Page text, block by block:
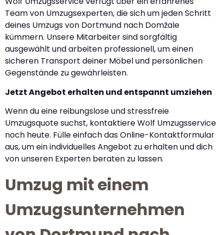
Team von Umzugsexperten, die sich um jeden Schritt
deines Umzugs von Dortmund nach Domžale
kümmern. Unsere Mitarbeiter sind sorgfältig
ausgewählt und arbeiten professionell, um einen
sicheren Transport deiner Möbel und persönlichen
Gegenstände zu gewährleisten.
Jetzt Angebot erhalten und entspannt umziehen
Wenn du eine reibungslose und stressfreie
Umzugsquote suchst, kontaktiere Wolf Umzugsservice
noch heute. Fülle einfach das Online-Kontaktformular
aus, um ein individuelles Angebot zu erhalten und dich
von unseren Experten beraten zu lassen.
Umzug mit einem
Umzugsunternehmen